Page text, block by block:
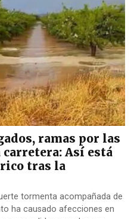
ramas por las
Así está
tras la
tormenta acompañada de
ha causado afecciones en